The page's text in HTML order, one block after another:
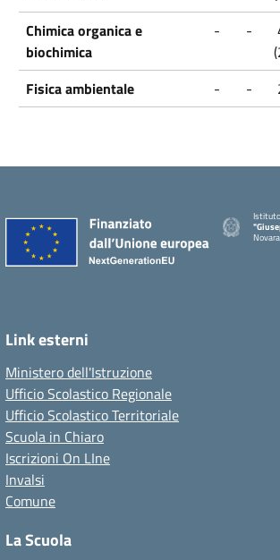
Chimica organica e
biochimica
- -
Fisica ambientale - -
Istituto
Novara
Link esterni
Ministero dell'Istruzione
Ufficio Scolastico Regionale
Ufficio Scolastico Territoriale
Scuola in Chiaro
Iscrizioni On LIne
Invalsi
Comune
La Scuola